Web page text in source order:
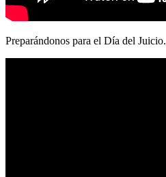
Preparándonos para el Día del Juicio.